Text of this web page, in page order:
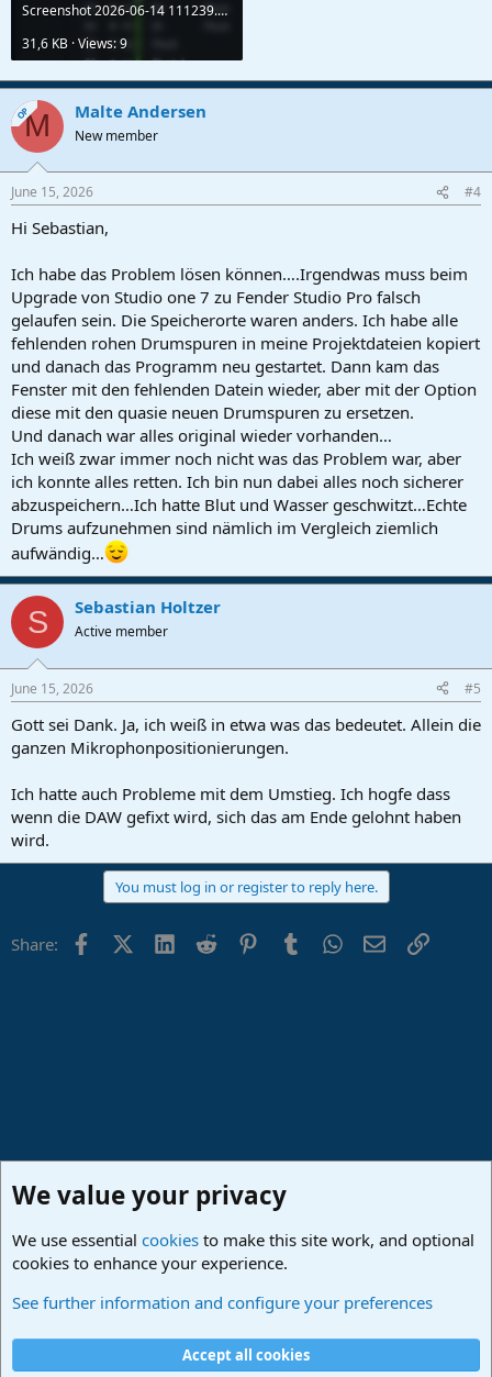
Screenshot 2026-06-14 111239.png
31,6 KB · Views: 9
OPM Malte Andersen
New member
June 15, 2026 #4
Hi Sebastian,
Ich habe das Problem lösen können….Irgendwas muss beim
Upgrade von Studio one 7 zu Fender Studio Pro falsch
gelaufen sein. Die Speicherorte waren anders. Ich habe alle
fehlenden rohen Drumspuren in meine Projektdateien kopiert
und danach das Programm neu gestartet. Dann kam das
Fenster mit den fehlenden Datein wieder, aber mit der Option
diese mit den quasie neuen Drumspuren zu ersetzen.
Und danach war alles original wieder vorhanden…
Ich weiß zwar immer noch nicht was das Problem war, aber
ich konnte alles retten. Ich bin nun dabei alles noch sicherer
abzuspeichern…Ich hatte Blut und Wasser geschwitzt…Echte
Drums aufzunehmen sind nämlich im Vergleich ziemlich
aufwändig…
S Sebastian Holtzer
Active member
June 15, 2026 #5
Gott sei Dank. Ja, ich weiß in etwa was das bedeutet. Allein die
ganzen Mikrophonpositionierungen.
Ich hatte auch Probleme mit dem Umstieg. Ich hogfe dass
wenn die DAW gefixt wird, sich das am Ende gelohnt haben
wird.
You must log in or register to reply here.
Share: FacebookX (Twitter)
LinkedIn
Reddit PinterestTumblrWhatsApp
EmailLink
Terms and rules Privacy policy
We value your privacy
We use essential cookies to make this site work, and optional
cookies to enhance your experience.
See further information and configure your preferences
Accept all cookies